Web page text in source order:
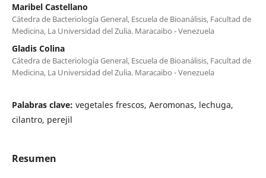
Maribel Castellano
Cátedra de Bacteriología General, Escuela de Bioanálisis, Facultad de
Medicina, La Universidad del Zulia. Maracaibo - Venezuela
Gladis Colina
Cátedra de Bacteriología General, Escuela de Bioanálisis, Facultad de
Medicina, La Universidad del Zulia. Maracaibo - Venezuela
Palabras clave: vegetales frescos, Aeromonas, lechuga,
cilantro, perejil
Resumen